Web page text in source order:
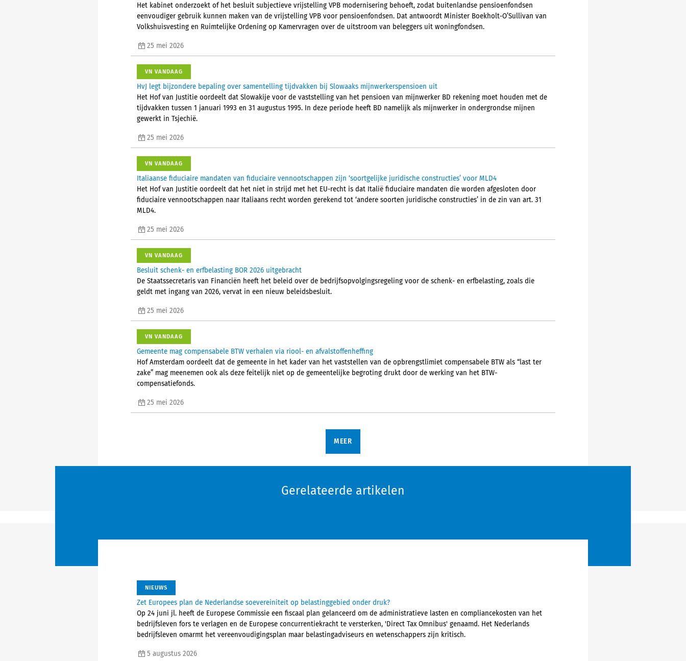
Het kabinet onderzoekt of het besluit subjectieve vrijstelling VPB modernisering behoeft, zodat buitenlandse pensioenfondsen
eenvoudiger gebruik kunnen maken van de vrijstelling VPB voor pensioenfondsen. Dat antwoordt Minister Boekholt-O’Sullivan van
Volkshuisvesting en Ruimtelijke Ordening op Kamervragen over de uitstroom van beleggers uit woningfondsen.
25 mei 2026
VN VANDAAG
HvJ legt bijzondere bepaling over samentelling tijdvakken bij Slowaaks mijnwerkerspensioen uit
Het Hof van Justitie oordeelt dat Slowakije voor de vaststelling van het pensioen van mijnwerker BD rekening moet houden met de
tijdvakken tussen 1 januari 1993 en 31 augustus 1995. In deze periode heeft BD namelijk als mijnwerker in ondergrondse mijnen
gewerkt in Tsjechië.
25 mei 2026
VN VANDAAG
Italiaanse fiduciaire mandaten van fiduciaire vennootschappen zijn ‘soortgelijke juridische constructies’ voor MLD4
Het Hof van Justitie oordeelt dat het niet in strijd met het EU-recht is dat Italië fiduciaire mandaten die worden afgesloten door
fiduciaire vennootschappen naar Italiaans recht worden gerekend tot ‘andere soorten juridische constructies’ in de zin van art. 31
MLD4.
25 mei 2026
VN VANDAAG
Besluit schenk- en erfbelasting BOR 2026 uitgebracht
De Staatssecretaris van Financiën heeft het beleid over de bedrijfsopvolgingsregeling voor de schenk- en erfbelasting, zoals die
geldt met ingang van 2026, vervat in een nieuw beleidsbesluit.
25 mei 2026
VN VANDAAG
Gemeente mag compensabele BTW verhalen via riool- en afvalstoffenheffing
Hof Amsterdam oordeelt dat de gemeente in het kader van het vaststellen van de opbrengstlimiet compensabele BTW als “last ter
zake” mag meenemen ook als deze feitelijk niet op de gemeentelijke begroting drukt door de werking van het BTW-
compensatiefonds.
25 mei 2026
MEER
Gerelateerde artikelen
NIEUWS
Zet Europees plan de Nederlandse soevereiniteit op belastinggebied onder druk?
Op 24 juni jl. heeft de Europese Commissie een fiscaal plan gelanceerd om de administratieve lasten en compliancekosten van het
bedrijfsleven fors te verlagen en de Europese concurrentiekracht te versterken, 'Direct Tax Omnibus' genaamd. Het Nederlands
bedrijfsleven omarmt het vereenvoudigingsplan maar belastingadviseurs en wetenschappers zijn kritisch.
5 augustus 2026